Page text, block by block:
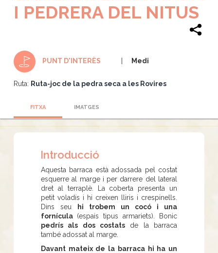
I PEDRERA DEL NITUS
PUNT D'INTERÈS Medi
Ruta: Ruta-joc de la pedra seca a les Rovires
FITXA IMATGES
Introducció
Aquesta barraca està adossada pel costat
esquerre al marge i per darrere del lateral
dret al terraplè. La coberta presenta un
petit voladís i hi creixen lliris i crespinells.
Dins seu
hi trobem un cocó i una
fornícula (espais tipus armariets). Bonic
pedrís als dos costats de la barraca
també adossat al marge.
Davant mateix de la barraca hi ha un